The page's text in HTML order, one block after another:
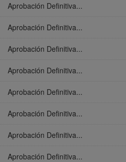
Aprobación Definitiva...
Aprobación Definitiva...
Aprobación Definitiva...
Aprobación Definitiva...
Aprobación Definitiva...
Aprobación Definitiva...
Aprobación Definitiva...
Aprobación Definitiva...